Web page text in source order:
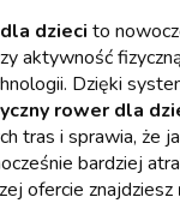
dzieci to
aktywność
Dzięki
rower dla
tras i sprawia, że
bardziej
ofercie znajdziesz